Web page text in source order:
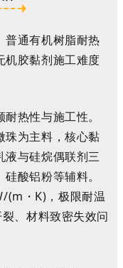
普通有机树脂耐热
机胶黏剂施工难度
热性与施工性。
珠为主料，核心黏
液与硅烷偶联剂三
酸铝粉等辅料。
(m・K)，极限耐温
、材料致密失效问